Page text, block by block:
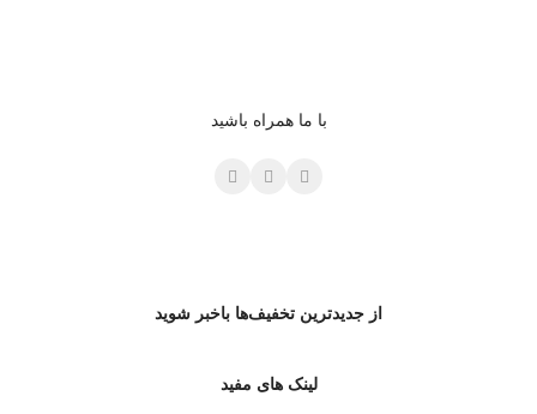
با ما همراه باشید
از جدیدترین تخفیف‌ها باخبر شوید
لینک های مفید